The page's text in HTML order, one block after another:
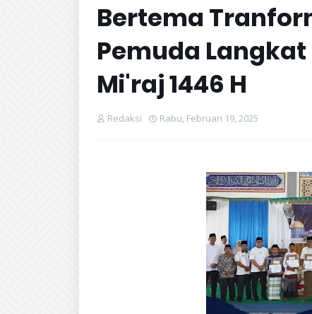
Bertema
Pemuda
Mi'raj 1446 H
Redaksi Rabu, Februari 19, 2025